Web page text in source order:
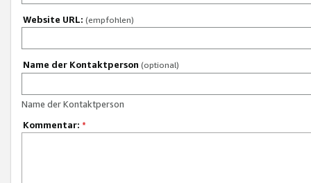
Website URL: (empfohlen)
Name der Kontaktperson (optional)
Name der Kontaktperson
Kommentar: *